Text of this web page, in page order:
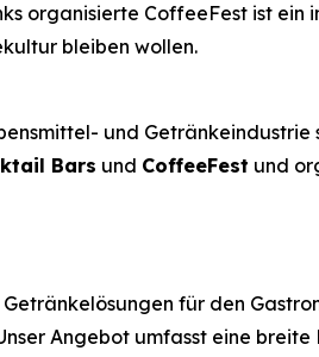
organisierte CoffeeFest ist ein
bleiben wollen.
und Getränkeindustrie
Bars und CoffeeFest und
für den
Angebot umfasst eine